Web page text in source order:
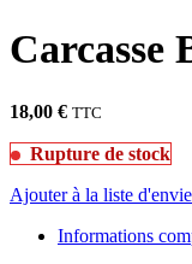
Carcasse
18,00 € TTC
Rupture de stock
Ajouter à la liste
Informations